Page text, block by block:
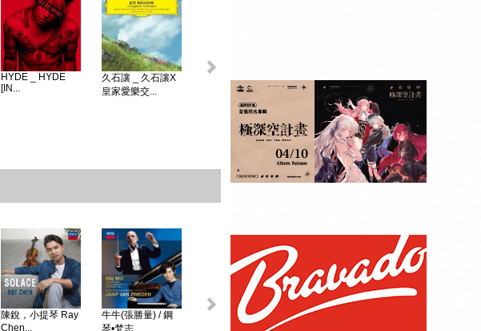
HYDE _ HYDE
[IN...
久石讓 _ 久石讓X
皇家愛樂交...
初音未來 _
MAGICAL ...
贈品：SPECIAL
BOOK+視覺貼紙
10張SET+特典影
陳銳，小提琴 Ray
Chen...
牛牛(張勝量) / 鋼
琴•梵志...
戴安娜‧克瑞兒
環球DG古典音樂